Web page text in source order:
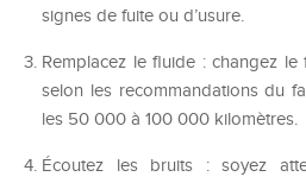
signes de fuite ou d’usure.
Remplacez le fluide : changez
selon les recommandations du
les 50 000 à 100 000 kilomètres.
Écoutez les bruits : soyez